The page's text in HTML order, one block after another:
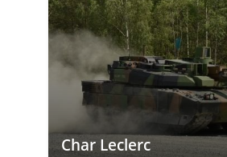
Char Leclerc